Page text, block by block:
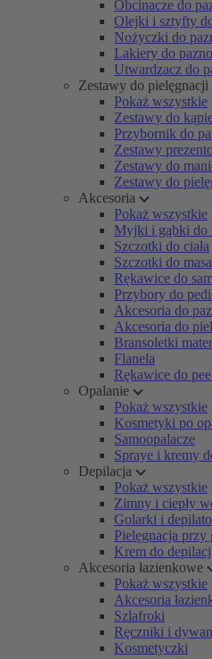
Obcinacze do
Olejki i sztyfty
Nożyczki do
Lakiery do
Utwardzacz do
Zestawy do pielęgnacji
Pokaż wszystkie
Zestawy do
Przybornik do
Zestawy
Zestawy do
Zestawy do
Akcesoria
Pokaż wszystkie
Myjki i gąbki do
Szczotki do ciała
Szczotki do
Rękawice do
Przybory do
Akcesoria do
Akcesoria do
Bransoletki
Flanela
Rękawice do
Opalanie
Pokaż wszystkie
Kosmetyki po
Samoopalacze
Spraye i kremy
Depilacja
Pokaż wszystkie
Zimny i ciepły
Golarki i
Pielęgnacja przy
Krem do
Akcesoria łazienkowe
Pokaż wszystkie
Akcesoria
Szlafroki
Ręczniki i
Kosmetyczki